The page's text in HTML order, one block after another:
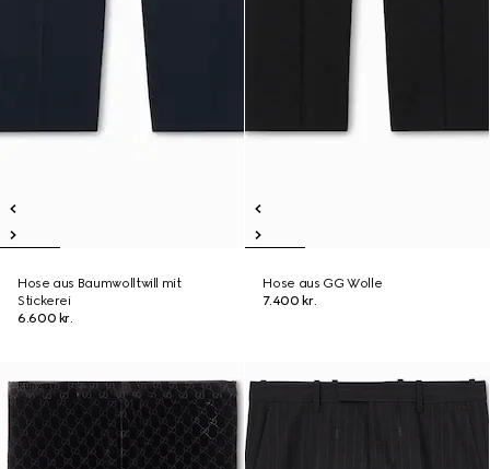
Hose aus Baumwolltwill mit
Stickerei
6.600 kr.
Hose aus GG Wolle
7.400 kr.
Runway